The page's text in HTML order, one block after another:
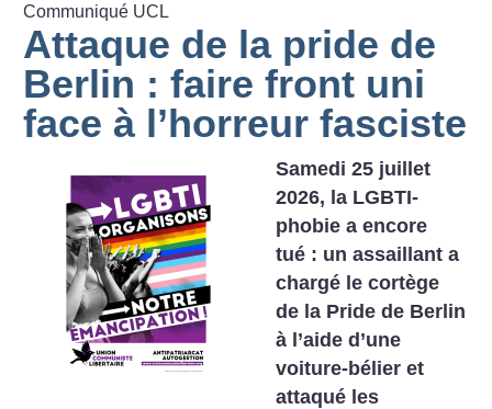
Communiqué UCL
Attaque de la pride de
Berlin : faire front uni
face à l’horreur fasciste
Samedi 25 juillet
2026, la LGBTI-
phobie a encore
tué : un assaillant a
chargé le cortège
de la Pride de Berlin
à l’aide d’une
voiture-bélier et
attaqué les